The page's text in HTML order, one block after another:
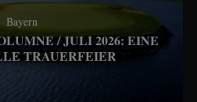
Bayern
/ JULI 2026: EINE
TRAUERFEIER